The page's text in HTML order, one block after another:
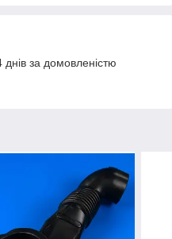
за домовленістю